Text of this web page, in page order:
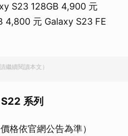
S23 128GB 4,900 元
4,800 元 Galaxy S23 FE
繼續閱讀本文）
系列
格依官網公告為準）